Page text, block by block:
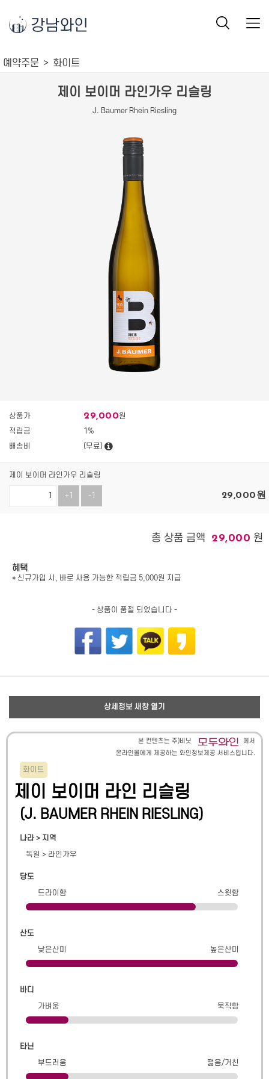
강남와인
예약주문 화이트
제이 보이머 라인가우 리슬링
J. Baumer Rhein Riesling
상품가 29,000원
적립금
1%
배송비
(무료)
제이 보이머 라인가우 리슬링
+1 -1 29,000원
총 상품 금액 29,000 원
혜택
* 신규가입 시, 바로 사용 가능한 적립금 5,000원 지급
- 상품이 품절 되었습니다 -
상세정보 새창 열기
본 컨텐츠는 주)비닛
에서
온라인몰에게 제공하는 와인정보제공 서비스입니다.
화이트
제이 보이머 라인 리슬링
(J. BAUMER RHEIN RIESLING)
나라 > 지역
독일 > 라인가우
당도
드라이함
스윗함
산도
낮은산미
높은산미
바디
가벼움
묵직함
타닌
부드러움
떫음/거친